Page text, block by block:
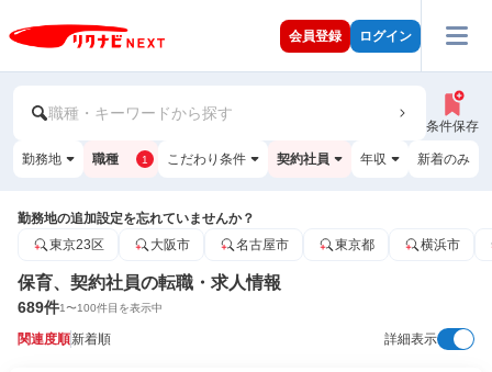
会員登録 ログイン
職種・キーワードから探す
条件保存
勤務地 職種 1 こだわり条件 契約社員 年収 新着のみ
勤務地の追加設定を忘れていませんか？
東京23区
大阪市 名古屋市 東京都 横浜市
保育、契約社員の転職・求人情報
689件1〜100件目を表示中
関連度順新着順 詳細表示